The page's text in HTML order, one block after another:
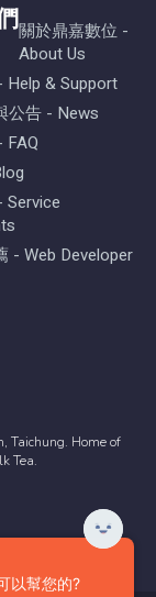
關於鼎嘉數位 -
About Us
Help & Support
公告 - News
Service
- Web Developer
Taichung. Home of
Tea.
以幫您的?